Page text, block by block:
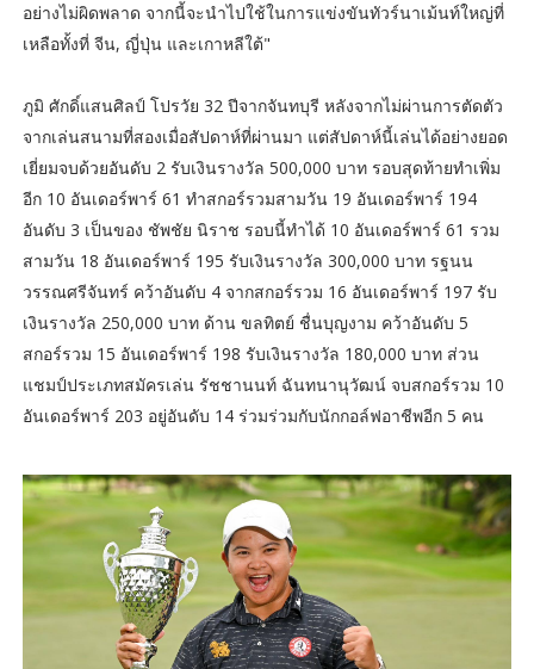
อย่างไม่ผิดพลาด จากนี้จะนำไปใช้ในการแข่งขันทัวร์นาเม้นท์ใหญ่ที่
เหลือทั้งที่ จีน, ญี่ปุ่น และเกาหลีใต้"
ภูมิ ศักดิ์แสนศิลป์ โปรวัย 32 ปีจากจันทบุรี หลังจากไม่ผ่านการตัดตัว
จากเล่นสนามที่สองเมื่อสัปดาห์ที่ผ่านมา แต่สัปดาห์นี้เล่นได้อย่างยอด
เยี่ยมจบด้วยอันดับ 2 รับเงินรางวัล 500,000 บาท รอบสุดท้ายทำเพิ่ม
อีก 10 อันเดอร์พาร์ 61 ทำสกอร์รวมสามวัน 19 อันเดอร์พาร์ 194
อันดับ 3 เป็นของ ชัพชัย นิราช รอบนี้ทำได้ 10 อันเดอร์พาร์ 61 รวม
สามวัน 18 อันเดอร์พาร์ 195 รับเงินรางวัล 300,000 บาท รฐนน
วรรณศรีจันทร์ คว้าอันดับ 4 จากสกอร์รวม 16 อันเดอร์พาร์ 197 รับ
เงินรางวัล 250,000 บาท ด้าน ขลทิตย์ ชื่นบุญงาม คว้าอันดับ 5
สกอร์รวม 15 อันเดอร์พาร์ 198 รับเงินรางวัล 180,000 บาท ส่วน
แชมป์ประเภทสมัครเล่น รัชชานนท์ ฉันทนานุวัฒน์ จบสกอร์รวม 10
อันเดอร์พาร์ 203 อยู่อันดับ 14 ร่วมร่วมกับนักกอล์ฟอาชีพอีก 5 คน